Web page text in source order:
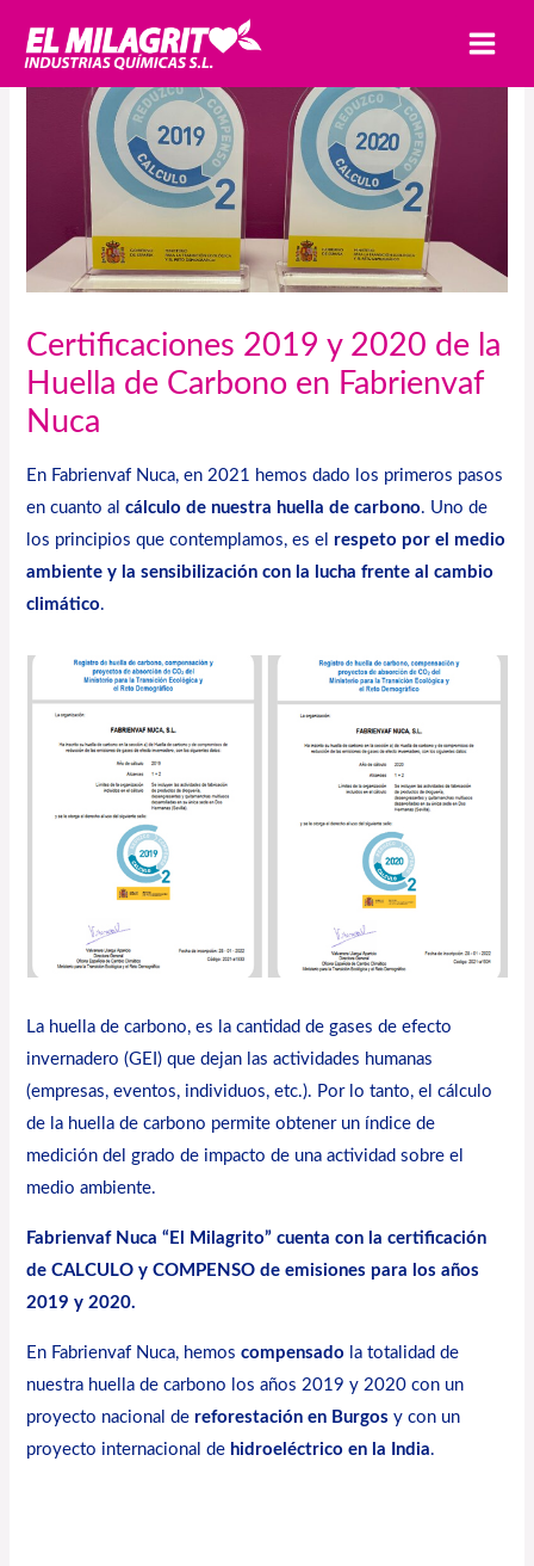
Certificaciones 2019 y 2020 de la
Huella de Carbono en Fabrienvaf
Nuca
En Fabrienvaf Nuca, en 2021 hemos dado los primeros pasos
en cuanto alcálculo de nuestra huella de carbono. Uno de
los principios que contemplamos, es el respeto por el medio
ambiente y la sensibilización con la lucha frente al cambio
climático.
La huella de carbono, es la cantidad de gases de efecto
invernadero (GEI) que dejan las actividades humanas
(empresas, eventos, individuos, etc.). Por lo tanto, el cálculo
de la huella de carbono permite obtener un índice de
medición del grado de impacto de una actividad sobre el
medio ambiente.
Fabrienvaf Nuca“El Milagrito” cuenta con la certificación
de CALCULO y COMPENSO de emisiones para los años
2019 y 2020.
En Fabrienvaf Nuca, hemoscompensado la totalidad de
nuestra huella de carbono los años 2019 y 2020 con un
proyecto nacional de reforestación en Burgos y con un
proyecto internacional de hidroeléctrico en la India.